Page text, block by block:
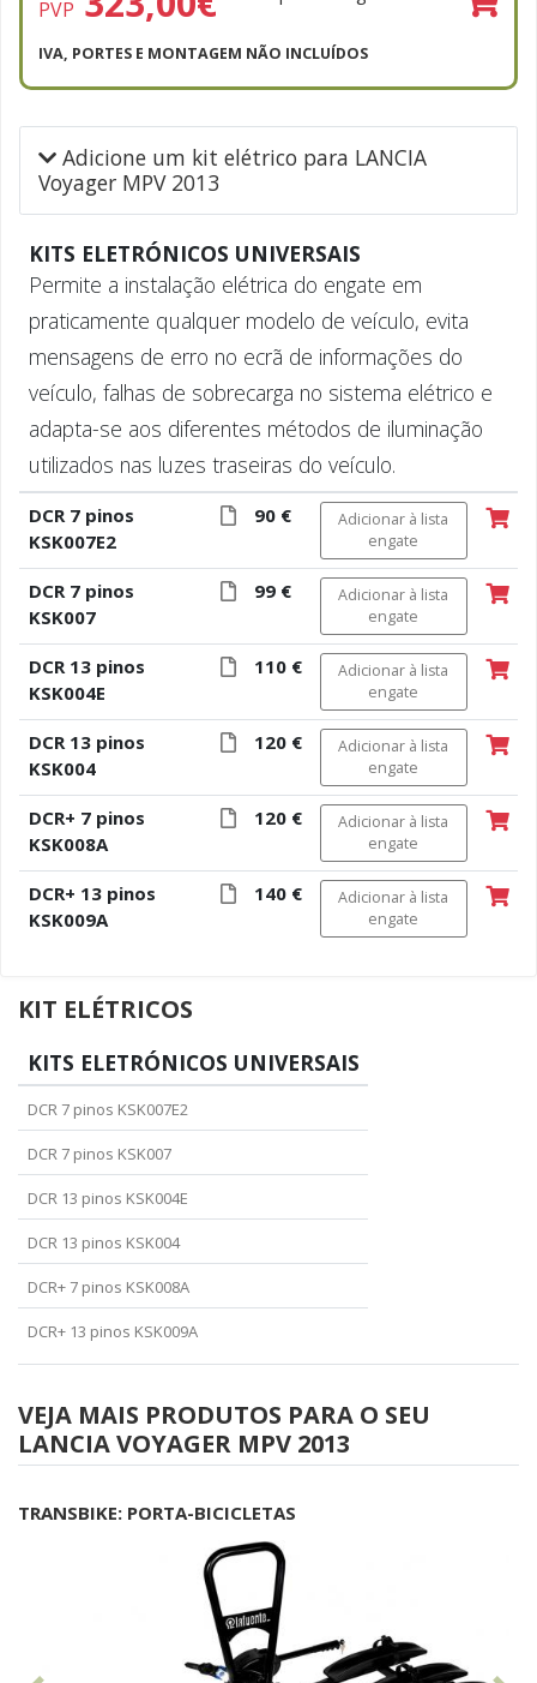
PVP
IVA, PORTES E MONTAGEM NÃO INCLUÍDOS
Adicione um kit elétrico para LANCIA
Voyager MPV 2013
KITS ELETRÓNICOS UNIVERSAIS
Permite a instalação elétrica do engate em
praticamente qualquer modelo de veículo, evita
mensagens de erro no ecrã de informações do
veículo, falhas de sobrecarga no sistema elétrico e
adapta-se aos diferentes métodos de iluminação
utilizados nas luzes traseiras do veículo.
DCR 7 pinos
KSK007E2
90 €
Adicionar à lista
engate
DCR 7 pinos
KSK007
99 €
Adicionar à lista
engate
DCR 13 pinos
KSK004E
110 €
Adicionar à lista
engate
DCR 13 pinos
KSK004
120 €
Adicionar à lista
engate
DCR+ 7 pinos
KSK008A
120 €
Adicionar à lista
engate
DCR+ 13 pinos
KSK009A
140 €
Adicionar à lista
engate
KIT ELÉTRICOS
KITS ELETRÓNICOS UNIVERSAIS
DCR 7 pinos KSK007E2
DCR 7 pinos KSK007
DCR 13 pinos KSK004E
DCR 13 pinos KSK004
DCR+ 7 pinos KSK008A
DCR+ 13 pinos KSK009A
VEJA MAIS PRODUTOS PARA O SEU
LANCIA VOYAGER MPV 2013
TRANSBIKE: PORTA-BICICLETAS